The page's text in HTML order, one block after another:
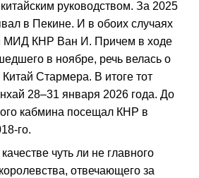
руководством. За 2025
в Пекине. И в обоих случаях
МИД КНР Ван И. Причем в ходе
в ноябре, речь велась о
Китай Стармера. В итоге тот
28–31 января 2026 года. До
кабмина посещал КНР в
го.
чуть ли не главного
отвечающего за